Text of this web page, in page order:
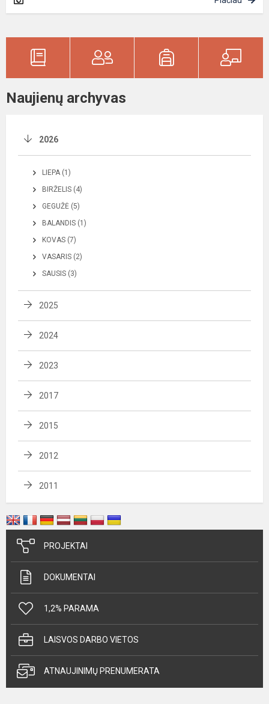
Naujienų archyvas
2026
LIEPA (1)
BIRŽELIS (4)
GEGUŽĖ (5)
BALANDIS (1)
KOVAS (7)
VASARIS (2)
SAUSIS (3)
2025
2024
2023
2017
2015
2012
2011
PROJEKTAI
DOKUMENTAI
1,2% PARAMA
LAISVOS DARBO VIETOS
ATNAUJINIMŲ PRENUMERATA